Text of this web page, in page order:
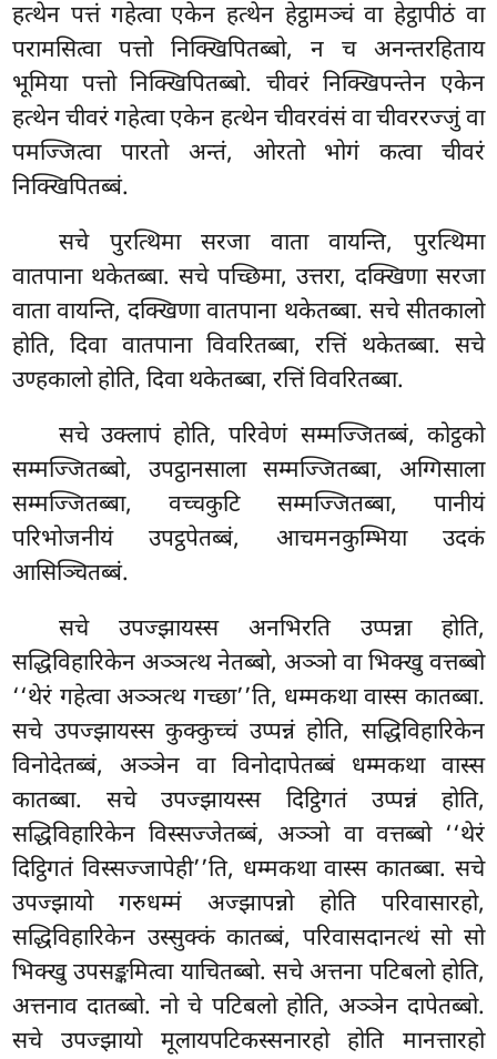
हत्थेन पत्तं गहेत्वा एकेन हत्थेन हेट्ठामञ्चं वा हेट्ठापीठं वा
परामसित्वा पत्तो निक्खिपितब्बो, न च अनन्तरहिताय
भूमिया पत्तो निक्खिपितब्बो. चीवरं निक्खिपन्तेन एकेन
हत्थेन चीवरं गहेत्वा एकेन हत्थेन चीवरवंसं वा चीवररज्जुं वा
पमज्जित्वा पारतो अन्तं, ओरतो भोगं कत्वा चीवरं
निक्खिपितब्बं.
सचे पुरत्थिमा सरजा वाता वायन्ति, पुरत्थिमा
वातपाना थकेतब्बा. सचे पच्छिमा, उत्तरा, दक्खिणा सरजा
वाता वायन्ति, दक्खिणा वातपाना थकेतब्बा. सचे सीतकालो
होति, दिवा वातपाना विवरितब्बा, रत्तिं थकेतब्बा. सचे
उण्हकालो होति, दिवा थकेतब्बा, रत्तिं विवरितब्बा.
सचे उक्लापं होति, परिवेणं सम्मज्जितब्बं, कोट्ठको
सम्मज्जितब्बो, उपट्ठानसाला सम्मज्जितब्बा, अग्गिसाला
सम्मज्जितब्बा, वच्चकुटि सम्मज्जितब्बा, पानीयं
परिभोजनीयं उपट्ठपेतब्बं, आचमनकुम्भिया उदकं
आसिञ्चितब्बं.
सचे उपज्झायस्स अनभिरति उप्पन्ना होति,
सद्धिविहारिकेन अञ्ञत्थ नेतब्बो, अञ्ञो वा भिक्खु वत्तब्बो
‘‘थेरं गहेत्वा अञ्ञत्थ गच्छा’’ति, धम्मकथा वास्स कातब्बा.
सचे उपज्झायस्स कुक्कुच्चं उप्पन्नं होति, सद्धिविहारिकेन
विनोदेतब्बं, अञ्ञेन वा विनोदापेतब्बं धम्मकथा वास्स
कातब्बा. सचे उपज्झायस्स दिट्ठिगतं उप्पन्नं होति,
सद्धिविहारिकेन विस्सज्जेतब्बं, अञ्ञो वा वत्तब्बो ‘‘थेरं
दिट्ठिगतं विस्सज्जापेही’’ति, धम्मकथा वास्स कातब्बा. सचे
उपज्झायो गरुधम्मं अज्झापन्नो होति परिवासारहो,
सद्धिविहारिकेन उस्सुक्कं कातब्बं, परिवासदानत्थं सो सो
भिक्खु उपसङ्कमित्वा याचितब्बो. सचे अत्तना पटिबलो होति,
अत्तनाव दातब्बो. नो चे पटिबलो होति, अञ्ञेन दापेतब्बो.
सचे उपज्झायो मूलायपटिकस्सनारहो होति मानत्तारहो